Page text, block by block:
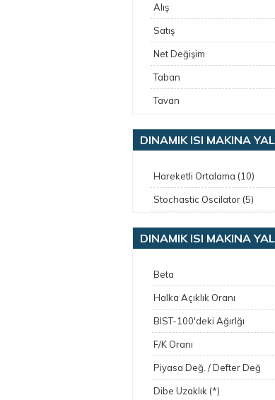
Alış
Satış
Net Değişim
Taban
Tavan
DINAMIK ISI MAKINA
Hareketli Ortalama (10)
Stochastic Oscilator (5)
DINAMIK ISI MAKINA
Beta
Halka Açıklık Oranı
BIST-100'deki Ağırlğı
F/K Oranı
Piyasa Değ. / Defter Değ
Dibe Uzaklık (*)